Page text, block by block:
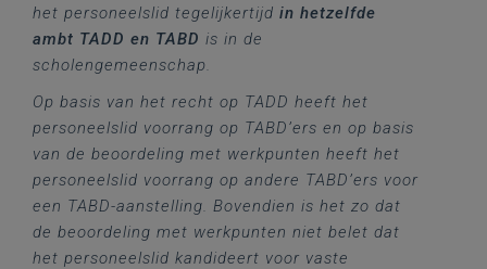
het personeelslid tegelijkertijd in hetzelfde
ambt TADD en TABD is in de
scholengemeenschap.
Op basis van het recht op TADD heeft het
personeelslid voorrang op TABD’ers en op basis
van de beoordeling met werkpunten heeft het
personeelslid voorrang op andere TABD’ers voor
een TABD-aanstelling. Bovendien is het zo dat
de beoordeling met werkpunten niet belet dat
het personeelslid kandideert voor vaste